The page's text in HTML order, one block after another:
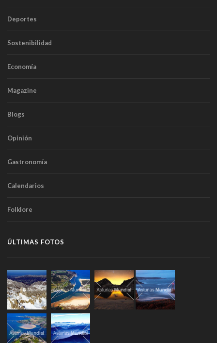
Deportes
Sostenibilidad
Economía
Magazine
Blogs
Opinión
Gastronomía
Calendarios
Folklore
ÚLTIMAS FOTOS